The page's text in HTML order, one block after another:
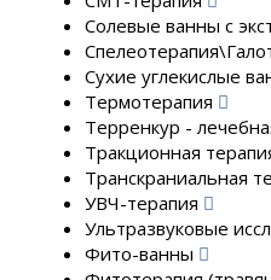
Солевые ванны с
Сухие углекислые
Термотерапия
Терренкур -
Тракционная
Транскраниальная
УВЧ-терапия
Ультразвуковые
Фито-ванны